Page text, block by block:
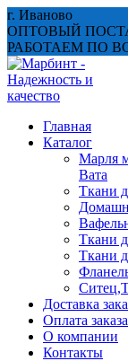
Перейти
к
содержанию
г. Иваново
ОПТОВЫЙ
РАБОТАЕМ ПО
Главная
Каталог
Марля
Вата
Ткани
Ткани
Ткани
Доставка
Оплата заказа
О компании
Контакты